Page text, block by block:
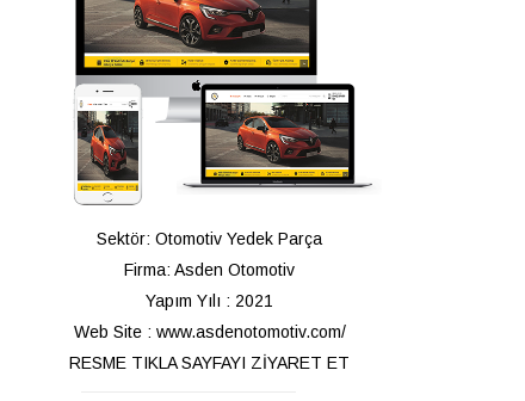
Sektör: Otomotiv Yedek Parça
Firma: Asden Otomotiv
Yapım Yılı : 2021
Web Site : www.asdenotomotiv.com/
RESME TIKLA SAYFAYI ZİYARET ET